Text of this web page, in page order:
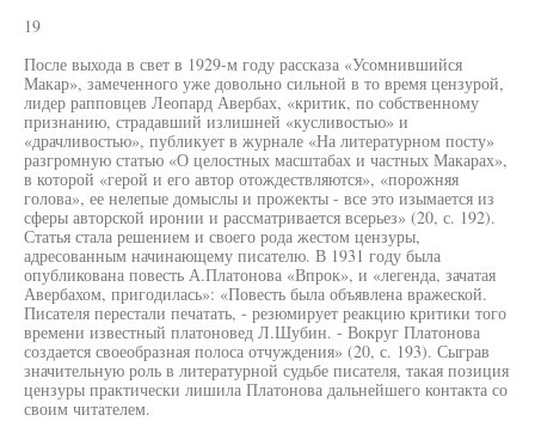
19
После выхода в свет в 1929-м году рассказа «Усомнившийся
Макар», замеченного уже довольно сильной в то время цензурой,
лидер рапповцев Леопард Авербах, «критик, по собственному
признанию, страдавший излишней «кусливостью» и
«драчливостью», публикует в журнале «На литературном посту»
разгромную статью «О целостных масштабах и частных Макарах»,
в которой «герой и его автор отождествляются», «порожняя
голова», ее нелепые домыслы и прожекты - все это изымается из
сферы авторской иронии и рассматривается всерьез» (20, с. 192).
Статья стала решением и своего рода жестом цензуры,
адресованным начинающему писателю. В 1931 году была
опубликована повесть А.Платонова «Впрок», и «легенда, зачатая
Авербахом, пригодилась»: «Повесть была объявлена вражеской.
Писателя перестали печатать, - резюмирует реакцию критики того
времени известный платоновед Л.Шубин. - Вокруг Платонова
создается своеобразная полоса отчуждения» (20, с. 193). Сыграв
значительную роль в литературной судьбе писателя, такая позиция
цензуры практически лишила Платонова дальнейшего контакта со
своим читателем.